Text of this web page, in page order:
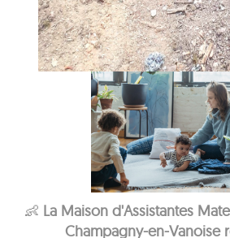
👶 La Maison d'Assistantes
Champagny-en-Vanoise